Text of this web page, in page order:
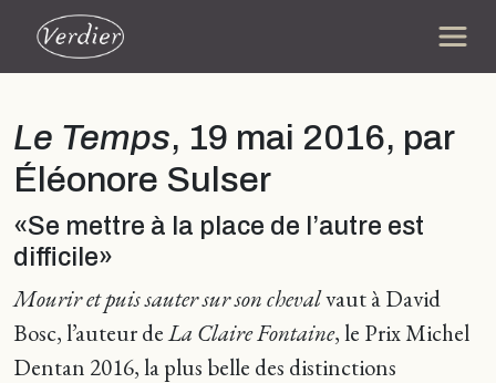
Le Temps, 19 mai 2016, par
Éléonore Sulser
«Se mettre à la place de l’autre est
difficile»
Mourir et puis sauter sur son chevalvaut à David
Bosc, l’auteur deLa Claire Fontaine, le Prix Michel
Dentan 2016, la plus belle des distinctions